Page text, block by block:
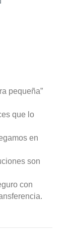
pequeña”
que lo
en
son
con